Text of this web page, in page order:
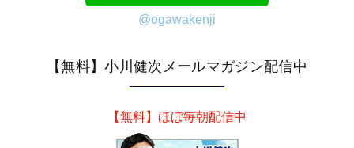
@ogawakenji
【無料】小川健次メールマガジン配信中
【無料】ほぼ毎朝配信中